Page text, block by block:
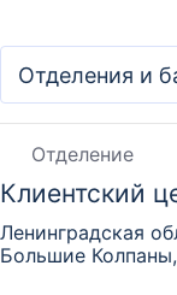
Отделение
Клиентский
Ленинградская
Большие